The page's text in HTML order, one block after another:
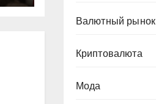
Валютный рынок
Криптовалюта
Мода